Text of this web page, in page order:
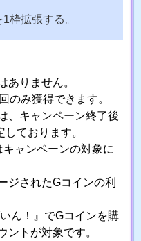
枠拡張する。
ありません。
のみ獲得できます。
、キャンペーン終了後
ております。
ャンペーンの対象に
ジされたGコインの利
ん！』でGコインを購
ントが対象です。